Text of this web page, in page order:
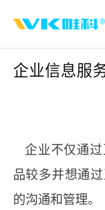
企业信息服
企业不仅通
品较多并想通
的沟通和管理。